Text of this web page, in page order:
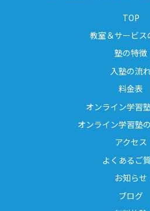
TOP
教室＆サービス
塾の特徴
入塾の流
料金表
オンライン学習
オンライン学習塾
アクセス
よくあるご
お知らせ
ブログ